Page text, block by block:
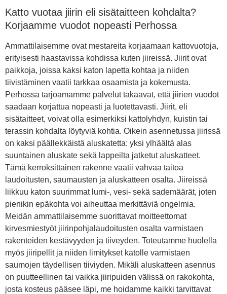
Katto vuotaa jiirin eli sisätaitteen kohdalta?
Korjaamme vuodot nopeasti Perhossa
Ammattilaisemme ovat mestareita korjaamaan kattovuotoja,
erityisesti haastavissa kohdissa kuten jiireissä. Jiirit ovat
paikkoja, joissa kaksi katon lapetta kohtaa ja niiden
tiivistäminen vaatii tarkkaa osaamista ja kokemusta.
Perhossa tarjoamamme palvelut takaavat, että jiirien vuodot
saadaan korjattua nopeasti ja luotettavasti. Jiirit, eli
sisätaitteet, voivat olla esimerkiksi kattolyhdyn, kuistin tai
terassin kohdalta löytyviä kohtia. Oikein asennetussa jiirissä
on kaksi päällekkäistä aluskatetta: yksi ylhäältä alas
suuntainen aluskate sekä lappeilta jatketut aluskatteet.
Tämä kerroksittainen rakenne vaatii vahvaa taitoa
laudoitusten, saumausten ja aluskatteen osalta. Jiireissä
liikkuu katon suurimmat lumi-, vesi- sekä sademäärät, joten
pienikin epäkohta voi aiheuttaa merkittäviä ongelmia.
Meidän ammattilaisemme suorittavat moitteettomat
kirvesmiestyöt jiirinpohjalaudoitusten osalta varmistaen
rakenteiden kestävyyden ja tiiveyden. Toteutamme huolella
myös jiiripellit ja niiden limitykset katolle varmistaen
saumojen täydellisen tiiviyden. Mikäli aluskatteen asennus
on puutteellinen tai vaikka jiiripuiden välissä on rakokohta,
josta kosteus pääsee läpi, me hoidamme kaikki tarvittavat